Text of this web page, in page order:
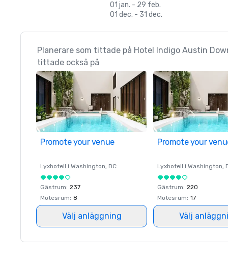
01 jan. - 29 feb.
01 dec. - 31 dec.
Planerare som tittade på Hotel Indigo Austin
tittade också på
Promote your venue
Lyxhotell i Washington, DC
Gästrum: 237
Mötesrum: 8
Välj anläggning
Promote your
Lyxhotell i Washington,
Gästrum: 220
Mötesrum: 17
Välj